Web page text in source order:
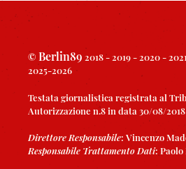
© Berlin89 2018 - 2019 - 2020 -
2025-2026
Testata giornalistica registrata al
Autorizzazione n.8 in data 30/08/2018
Direttore Responsabile: Vincenzo
Responsabile Trattamento Dati: